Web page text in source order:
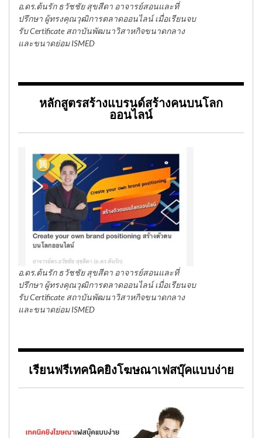
อ.ดร.ต้นรัก ธวัชชัย สุขสีดา อาจารย์สอนและที่
ปรึกษา ผู้ทรงคุณวุฒิการตลาดออนไลน์ เมื่อเรียนจบ
รับ Certificate สถาบันพัฒนาวิสาหกิจขนาดกลาง
และขนาดย่อม ISMED
หลักสูตรสร้างแบรนด์สร้างคนบนโลก
ออนไลน์
อ.ดร.ต้นรัก ธวัชชัย สุขสีดา อาจารย์สอนและที่
ปรึกษา ผู้ทรงคุณวุฒิการตลาดออนไลน์ เมื่อเรียนจบ
รับ Certificate สถาบันพัฒนาวิสาหกิจขนาดกลาง
และขนาดย่อม ISMED
เรียนฟรีเทคนิคยิงโฆษณาเฟสบุ๊คแบบง่าย